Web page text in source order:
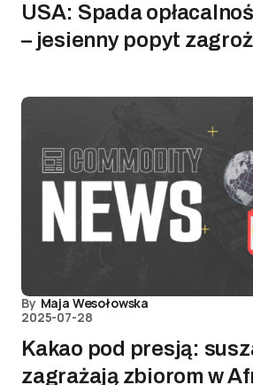
USA: Spada
– jesienny popyt
By Maja Wesołowska
2025-07-28
Kakao pod presją:
zagrażają zbiorom w